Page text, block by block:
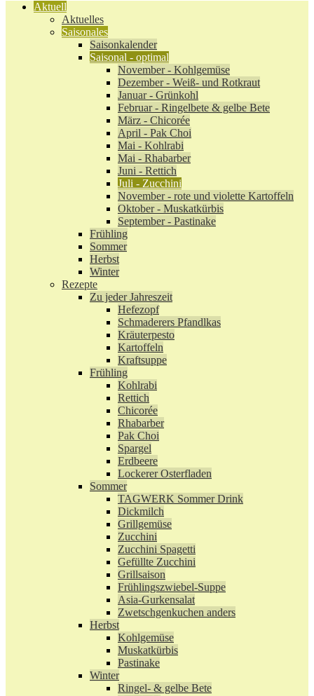
Aktuell
Aktuelles
Saisonales
Saisonkalender
Saisonal - optimal
November - Kohlgemüse
Dezember - Weiß- und Rotkraut
Januar - Grünkohl
Februar - Ringelbete & gelbe Bete
März - Chicorée
April - Pak Choi
Mai - Kohlrabi
Mai - Rhabarber
Juni - Rettich
Juli - Zucchini
November - rote und violette Kartoffeln
Oktober - Muskatkürbis
September - Pastinake
Frühling
Sommer
Herbst
Winter
Rezepte
Zu jeder Jahreszeit
Hefezopf
Schmaderers Pfandlkas
Kräuterpesto
Kartoffeln
Kraftsuppe
Frühling
Kohlrabi
Rettich
Chicorée
Rhabarber
Pak Choi
Spargel
Erdbeere
Lockerer Osterfladen
Sommer
TAGWERK Sommer Drink
Dickmilch
Grillgemüse
Zucchini
Zucchini Spagetti
Gefüllte Zucchini
Grillsaison
Frühlingszwiebel-Suppe
Asia-Gurkensalat
Zwetschgenkuchen anders
Herbst
Kohlgemüse
Muskatkürbis
Pastinake
Winter
Ringel- & gelbe Bete